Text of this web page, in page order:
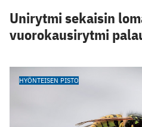
Unirytmi sekaisin
vuorokausirytmi
HYÖNTEISEN PISTO